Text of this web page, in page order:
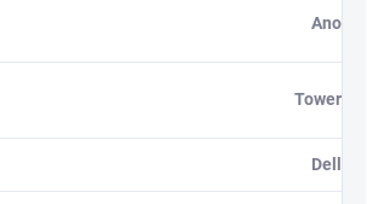
Ano
Tower
Dell